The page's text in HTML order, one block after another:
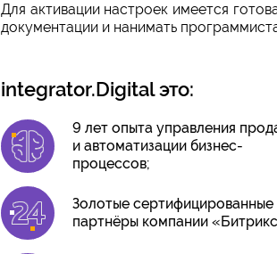
Для активации настроек имеется
документации и нанимать
integrator.Digital это:
9 лет опыта управления
и автоматизации бизнес-
процессов;
Золотые сертифицированные
партнёры компании